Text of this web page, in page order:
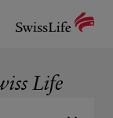
Life